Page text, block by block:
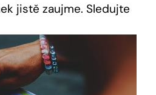
jistě zaujme. Sledujte